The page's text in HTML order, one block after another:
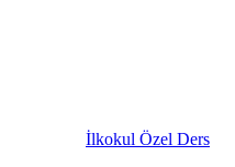
İlkokul Özel Ders